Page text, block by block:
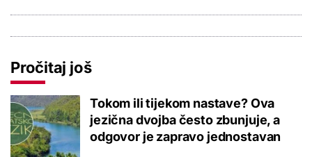
Pročitaj još
Tokom ili tijekom nastave? Ova
jezična dvojba često zbunjuje, a
odgovor je zapravo jednostavan